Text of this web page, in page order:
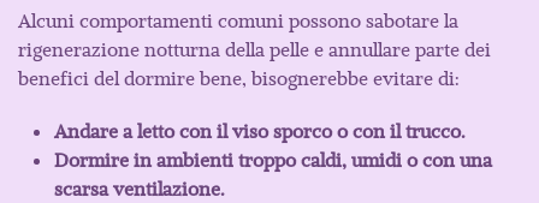
Alcuni comportamenti comuni possono sabotare la
rigenerazione notturna della pelle e annullare parte dei
benefici del dormire bene, bisognerebbe evitare di:
Andare a letto con il viso sporco o con il trucco.
Dormire in ambienti troppo caldi, umidi o con una
scarsa ventilazione.